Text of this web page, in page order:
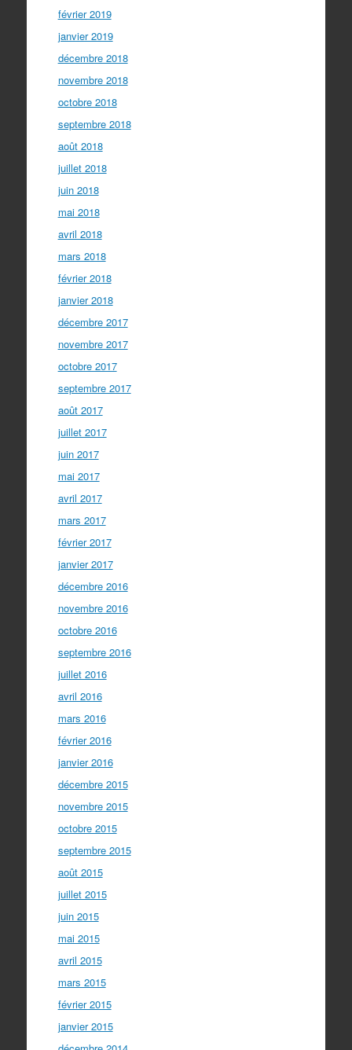
février 2019
janvier 2019
décembre 2018
novembre 2018
octobre 2018
septembre 2018
août 2018
juillet 2018
juin 2018
mai 2018
avril 2018
mars 2018
février 2018
janvier 2018
décembre 2017
novembre 2017
octobre 2017
septembre 2017
août 2017
juillet 2017
juin 2017
mai 2017
avril 2017
mars 2017
février 2017
janvier 2017
décembre 2016
novembre 2016
octobre 2016
septembre 2016
juillet 2016
avril 2016
mars 2016
février 2016
janvier 2016
décembre 2015
novembre 2015
octobre 2015
septembre 2015
août 2015
juillet 2015
juin 2015
mai 2015
avril 2015
mars 2015
février 2015
janvier 2015